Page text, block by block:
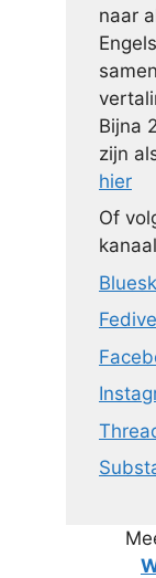
naar
Bijna
zijn
hier
Of